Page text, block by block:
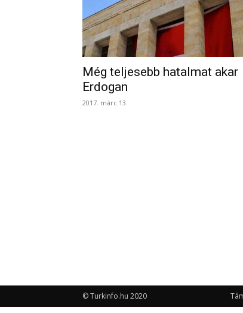
Még teljesebb hatalmat akar
Erdogan
2017. márc 13.
© Turkinfo.hu 2020